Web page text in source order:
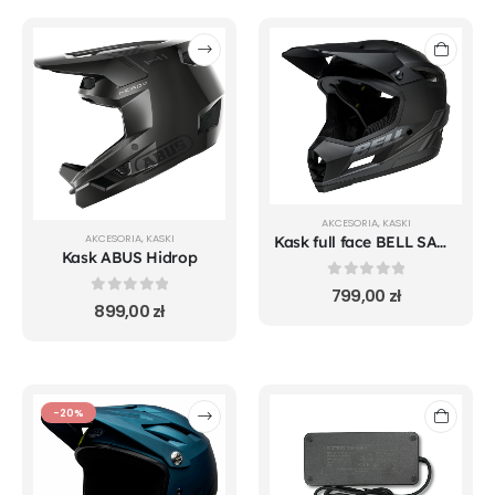
AKCESORIA, KASKI
Kask ABUS Hidrop
0out of 5
899,00zł
AKCESORIA, KASKI
Kask full face BELL SANCTION 2 DLX MIPS alpine matte black roz. XL (59-61 cm)
0out of 5
799,00 zł
-20%